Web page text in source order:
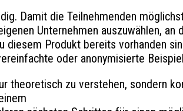
Damit die Teilnehmenden
Unternehmen auszuwählen,
Produkt bereits vorhanden
oder anonymisierte
theoretisch zu verstehen, sondern